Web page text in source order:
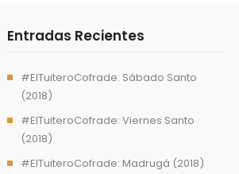
Entradas Recientes
#ElTuiteroCofrade: Sábado Santo
(2018)
#ElTuiteroCofrade: Viernes Santo
(2018)
#ElTuiteroCofrade: Madrugá (2018)